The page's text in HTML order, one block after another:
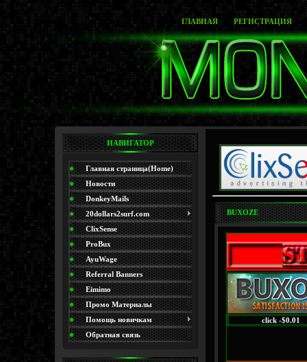
ГЛАВНАЯ РЕГИСТРАЦИЯ
НАВИГАТОР
Главная страница(Home)
Новости
DonkeyMails
20dollars2surf.com
ClixSense
ProBux
AyuWage
Referral Banners
Eimimo
Промо Материалы
(Promo)Помощь новичкам
Обратная связь
BUXOZE
click -$0.01